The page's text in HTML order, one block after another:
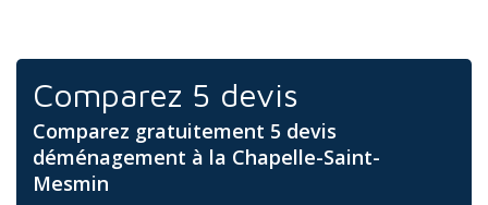
Comparez 5 devis
Comparez gratuitement 5 devis
déménagement à la Chapelle-Saint-
Mesmin